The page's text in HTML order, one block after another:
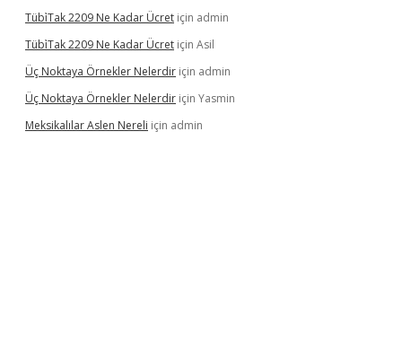
Tübi̇Tak 2209 Ne Kadar Ücret için admin
Tübi̇Tak 2209 Ne Kadar Ücret için Asil
Üç Noktaya Örnekler Nelerdir için admin
Üç Noktaya Örnekler Nelerdir için Yasmin
Meksikalılar Aslen Nereli için admin